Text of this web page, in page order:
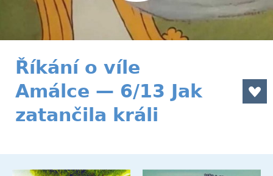
Říkání o víle
Amálce — 6/13 Jak
zatančila králi